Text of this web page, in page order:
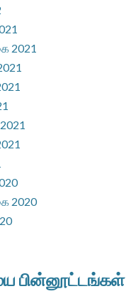
2021
2020
பின்னூட்டங்கள்